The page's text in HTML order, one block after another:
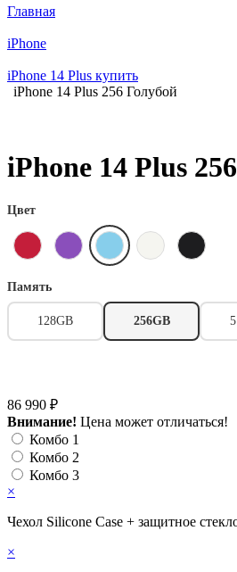
Главная
iPhone
iPhone 14 Plus купить
iPhone 14 Plus 256 Голубой
iPhone 14 Plus
Цвет
Память
128GB 256GB
86 990 ₽
Внимание! Цена может отличаться!
Комбо 1
Комбо 2
Комбо 3
×
Чехол Silicone Case + защитное
×